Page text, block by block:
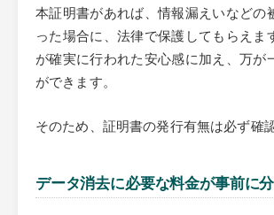
本証明書があれば、情報漏えいなどの
った場合に、法律で保護してもらえま
が確実に行われた安心感に加え、万が
ができます。
そのため、証明書の発行有無は必ず確
データ消去に必要な料金が事前に